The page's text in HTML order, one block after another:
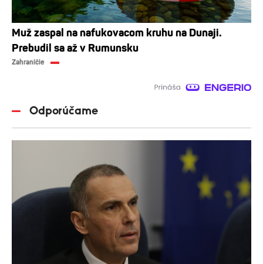
Muž zaspal na nafukovacom kruhu na Dunaji.
Prebudil sa až v Rumunsku
Zahraničie
Odporúčame